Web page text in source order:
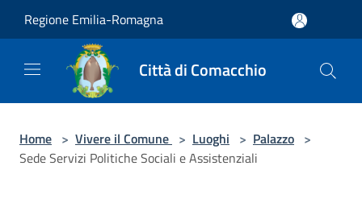
Regione Emilia-Romagna
Città di Comacchio
Home > Vivere il Comune > Luoghi > Palazzo >
Sede Servizi Politiche Sociali e Assistenziali